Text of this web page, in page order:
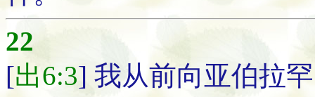
22
[出6:3] 我从前向亚伯拉